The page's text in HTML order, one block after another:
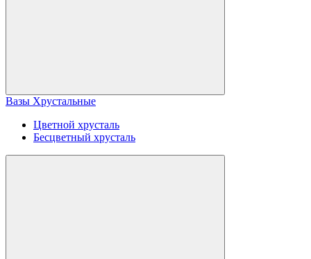
Вазы Хрустальные
Цветной хрусталь
Бесцветный хрусталь